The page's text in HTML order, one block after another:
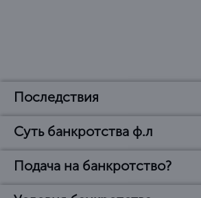
Последствия
Последствия
объявления банкротом
физического лица
Суть банкротства ф.л
В чем суть банкротства
физических лиц?
Подача на банкротство?